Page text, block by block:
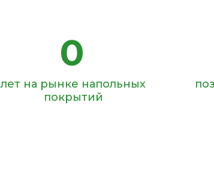
0
лет на рынке напольных
покрытий